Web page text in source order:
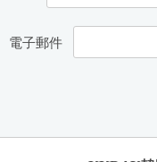
電子郵件